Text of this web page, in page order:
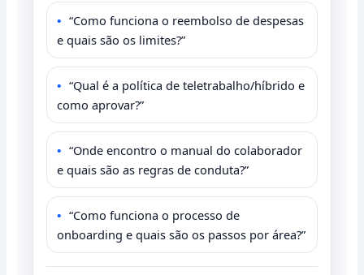
“Como funciona o reembolso de despesas
e quais são os limites?”
“Qual é a política de teletrabalho/híbrido e
como aprovar?”
“Onde encontro o manual do colaborador
e quais são as regras de conduta?”
“Como funciona o processo de
onboarding e quais são os passos por área?”